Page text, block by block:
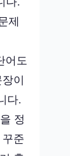
제
어도
이
다.
정
준